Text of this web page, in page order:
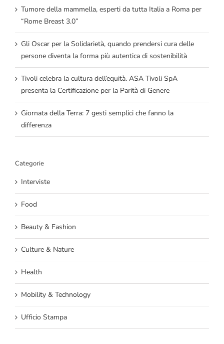
Tumore della mammella, esperti da tutta Italia a Roma per
“Rome Breast 3.0”
Gli Oscar per la Solidarietà, quando prendersi cura delle
persone diventa la forma più autentica di sostenibilità
Tivoli celebra la cultura dell’equità. ASA Tivoli SpA
presenta la Certificazione per la Parità di Genere
Giornata della Terra: 7 gesti semplici che fanno la
differenza
Categorie
Interviste
Food
Beauty & Fashion
Culture & Nature
Health
Mobility & Technology
Ufficio Stampa